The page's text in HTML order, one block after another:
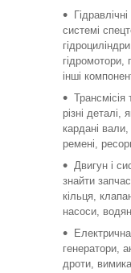
системі
гідромотори,
інші
різні
кардані
ремені,
Двигун і
знайти
кільця,
насоси,
генератори,
дроти,